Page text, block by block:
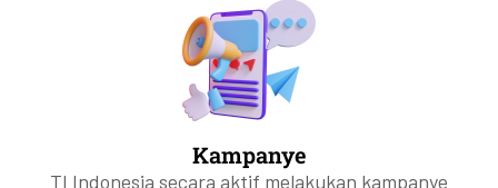
Kampanye
TI Indonesia secara aktif melakukan kampanye